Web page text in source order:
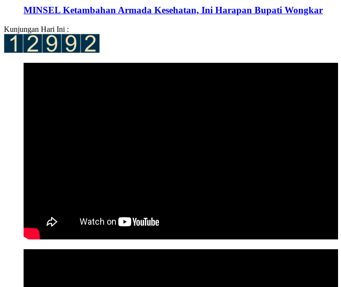
MINSEL Ketambahan Armada Kesehatan, Ini Harapan Bupati Wongkar
Kunjungan Hari Ini :